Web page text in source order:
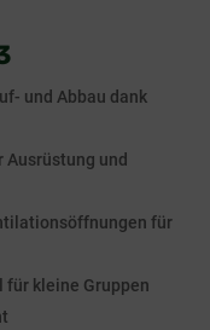
und Abbau dank
und
für
für kleine Gruppen